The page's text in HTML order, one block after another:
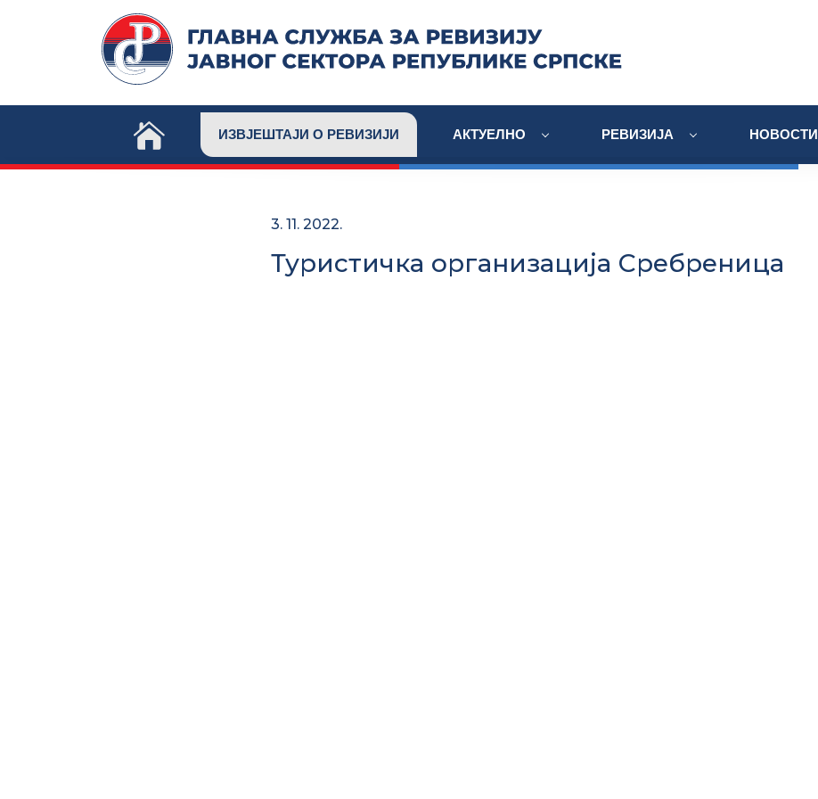
ИЗВЈЕШТАЈИ О РЕВИЗИЈИ АКТУЕЛНО РЕВИЗИЈА НОВОСТИ
3. 11. 2022.
Туристичка организација Сребреница